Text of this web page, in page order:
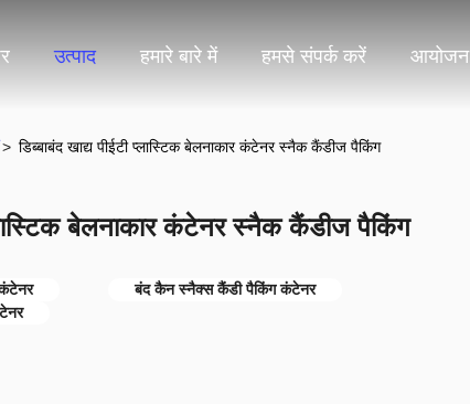
उत्पाद हमारे बारे में हमसे संपर्क करें आयोजन
> डिब्बाबंद खाद्य पीईटी प्लास्टिक बेलनाकार कंटेनर स्नैक कैंडीज पैकिंग
बेलनाकार कंटेनर स्नैक कैंडीज पैकिंग
कंटेनर
बंद कैन स्नैक्स कैंडी पैकिंग कंटेनर